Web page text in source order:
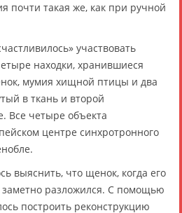
почти такая же, как при ручной
участвовать
находки, хранившиеся
мумия хищной птицы и два
в ткань и второй
Все четыре объекта
центре синхротронного
выяснить, что щенок, когда его
разложился. С помощью
построить реконструкцию